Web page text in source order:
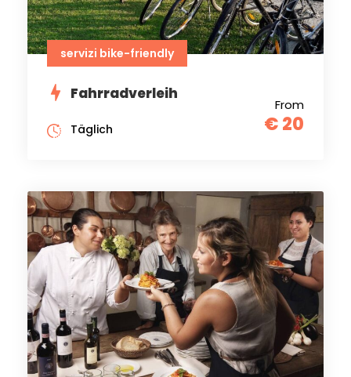
servizi bike-friendly
Fahrradverleih
From
€ 20
Täglich